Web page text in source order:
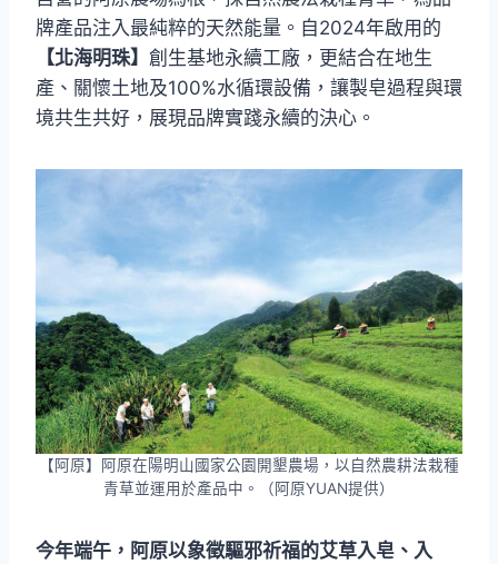
牌產品注入最純粹的天然能量。自2024年啟用的
【北海明珠】 創生基地永續工廠，更結合在地生
產、關懷土地及100%水循環設備，讓製皂過程與環
境共生共好，展現品牌實踐永續的決心。
【阿原】阿原在陽明山國家公園開墾農場，以自然農耕法栽種
青草並運用於產品中。（阿原YUAN提供）
今年端午，阿原以象徵驅邪祈福的艾草入皂、入